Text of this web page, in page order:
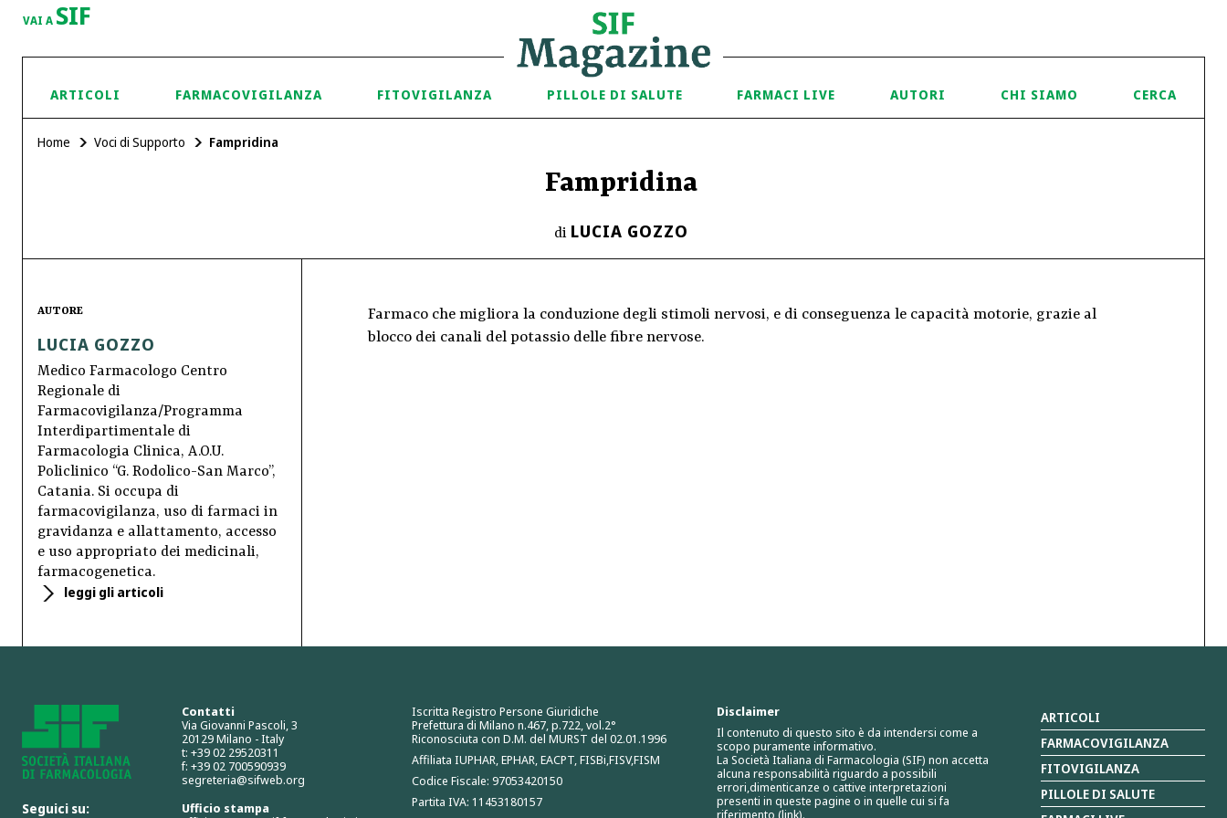
VAI A SIF
ARTICOLI FARMACOVIGILANZA FITOVIGILANZA PILLOLE DI SALUTE FARMACI LIVE AUTORI CHI SIAMO CERCA
Home Voci di Supporto Fampridina
Fampridina
di LUCIA GOZZO
AUTORE
LUCIA GOZZO
Medico Farmacologo Centro
Regionale di
Farmacovigilanza/Programma
Interdipartimentale di
Farmacologia Clinica, A.O.U.
Policlinico “G. Rodolico-San Marco”,
Catania. Si occupa di
farmacovigilanza, uso di farmaci in
gravidanza e allattamento, accesso
e uso appropriato dei medicinali,
farmacogenetica.
leggi gli articoli
Farmaco che migliora la conduzione degli stimoli nervosi, e di conseguenza le capacità motorie, grazie al
blocco dei canali del potassio delle fibre nervose.
Seguici su:
Contatti
Via Giovanni Pascoli, 3
20129 Milano - Italy
t: +39 02 29520311
f: +39 02 700590939
segreteria@sifweb.org
Ufficio stampa
Iscritta Registro Persone Giuridiche
Prefettura di Milano n.467, p.722, vol.2°
Riconosciuta con D.M. del MURST del 02.01.1996
Affiliata IUPHAR, EPHAR, EACPT, FISBi,FISV,FISM
Codice Fiscale: 97053420150
Partita IVA: 11453180157
Disclaimer
Il contenuto di questo sito è da intendersi come a
scopo puramente informativo.
La Società Italiana di Farmacologia (SIF) non accetta
alcuna responsabilità riguardo a possibili
errori,dimenticanze o cattive interpretazioni
presenti in queste pagine o in quelle cui si fa
riferimento (link).
ARTICOLI
FARMACOVIGILANZA
FITOVIGILANZA
PILLOLE DI SALUTE